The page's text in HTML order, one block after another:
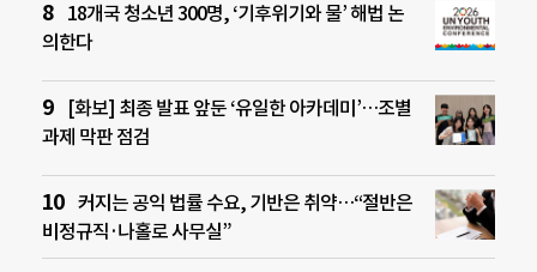
18개국 청소년 300명, ‘기후위기와 물’ 해법 논
의한다
[화보] 최종 발표 앞둔 ‘유일한 아카데미’…조별
과제 막판 점검
커지는 공익 법률 수요, 기반은 취약…“절반은
비정규직·나홀로 사무실”